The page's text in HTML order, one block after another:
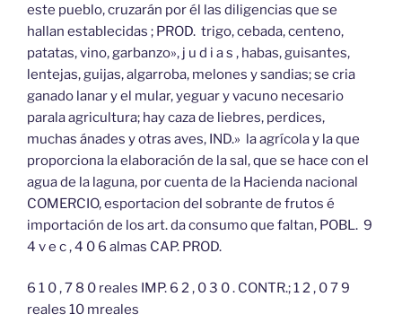
este pueblo, cruzarán por él las diligencias que se
hallan establecidas ; PROD. trigo, cebada, centeno,
patatas, vino, garbanzo», j u d i a s , habas, guisantes,
lentejas, guijas, algarroba, melones y sandias; se cria
ganado lanar y el mular, yeguar y vacuno necesario
parala agricultura; hay caza de liebres, perdices,
muchas ánades y otras aves, IND.» la agrícola y la que
proporciona la elaboración de la sal, que se hace con el
agua de la laguna, por cuenta de la Hacienda nacional
COMERCIO, esportacion del sobrante de frutos é
importación de los art. da consumo que faltan, POBL. 9
4 v e c , 4 0 6 almas CAP. PROD.
6 1 0 , 7 8 0 reales IMP. 6 2 , 0 3 0 . CONTR.; 1 2 , 0 7 9
reales 10 mreales